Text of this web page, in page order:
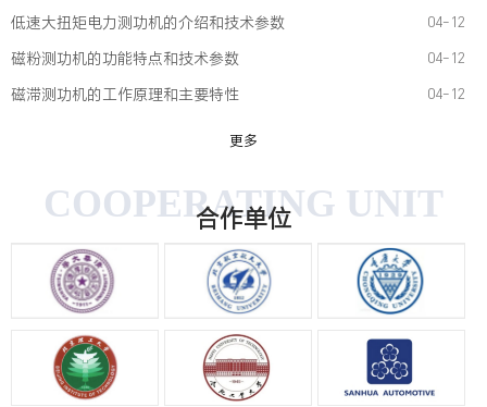
低速大扭矩电力测功机的介绍和技术参数 04-12
磁粉测功机的功能特点和技术参数 04-12
磁滞测功机的工作原理和主要特性 04-12
更多
合作单位
COOPERATING UNIT